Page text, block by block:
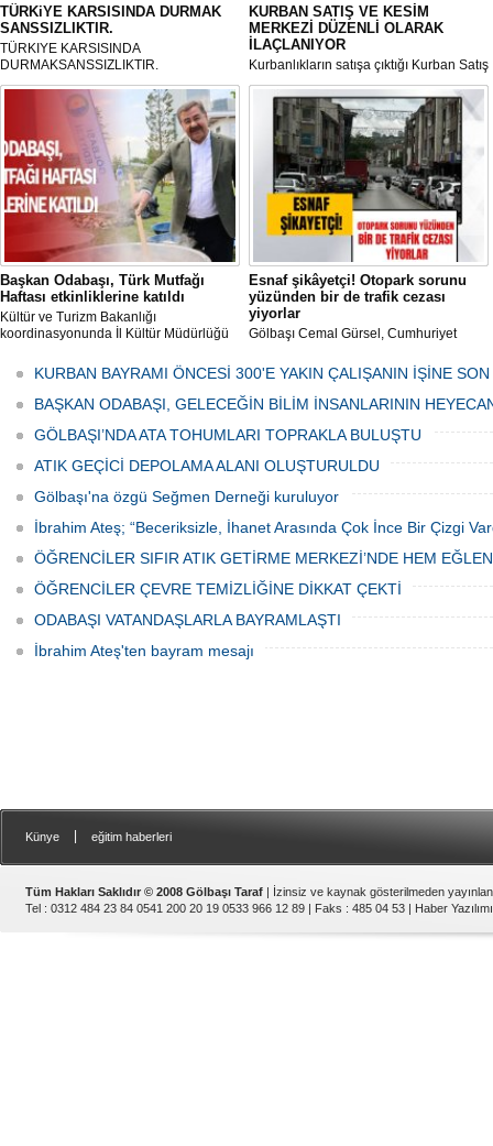
TÜRKiYE KARSISINDA DURMAK
SANSSIZLIKTIR.
TÜRKIYE KARSISINDA
DURMAKSANSSIZLIKTIR.
KURBAN SATIŞ VE KESİM
MERKEZİ DÜZENLİ OLARAK
İLAÇLANIYOR
Kurbanlıkların satışa çıktığı Kurban Satış
ve Kesim Merkezi, haşere ve
mikropların önüne geçilmesi amacıyla
her gün Gölbaşı Belediyesi ekipleri
tarafından düzenli olarak ilaçlanıyor.
Başkan Odabaşı, Türk Mutfağı
Haftası etkinliklerine katıldı
Kültür ve Turizm Bakanlığı
koordinasyonunda İl Kültür Müdürlüğü
Haftası" etkinlikleri Ankara'da devam
ediyor.
Esnaf şikâyetçi! Otopark sorunu
yüzünden bir de trafik cezası
yiyorlar
Gölbaşı Cemal Gürsel, Cumhuriyet
bulunan esnaf ve alışverişe gelen
vatandaşlar park cezaları yüzünden
canından bezdi.
KURBAN BAYRAMI ÖNCESİ 300'E YAKIN ÇALIŞANIN İŞİNE
BAŞKAN ODABAŞI, GELECEĞİN BİLİM İNSANLARININ
GÖLBAŞI’NDA ATA TOHUMLARI TOPRAKLA BULUŞTU
ATIK GEÇİCİ DEPOLAMA ALANI OLUŞTURULDU
Gölbaşı'na özgü Seğmen Derneği kuruluyor
İbrahim Ateş; “Beceriksizle, İhanet Arasında Çok İnce Bir Çizgi
ÖĞRENCİLER SIFIR ATIK GETİRME MERKEZİ’NDE HEM
ÖĞRENCİLER ÇEVRE TEMİZLİĞİNE DİKKAT ÇEKTİ
ODABAŞI VATANDAŞLARLA BAYRAMLAŞTI
İbrahim Ateş'ten bayram mesajı
Künye eğitim haberleri
Tüm Hakları Saklıdır © 2008 Gölbaşı Taraf | İzinsiz ve kaynak gösterilmeden
Tel : 0312 484 23 84 0541 200 20 19 0533 966 12 89 | Faks : 485 04 53 | Haber Yazılımı